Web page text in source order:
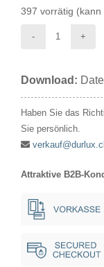
397 vorrätig
15W
Ba15d
Menge
Download:
Haben Sie das
Sie persönlich.
Attraktive B2B-